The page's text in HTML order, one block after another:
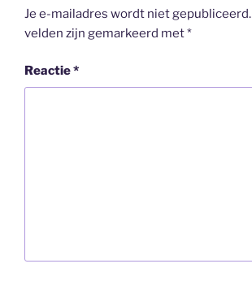
Je e-mailadres wordt niet gepubliceerd.
velden zijn gemarkeerd met*
Reactie*